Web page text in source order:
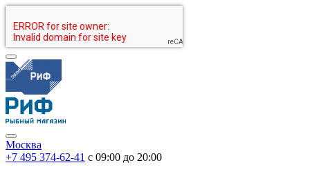
Москва
+7 495 374-62-41 c 09:00 до 20:00